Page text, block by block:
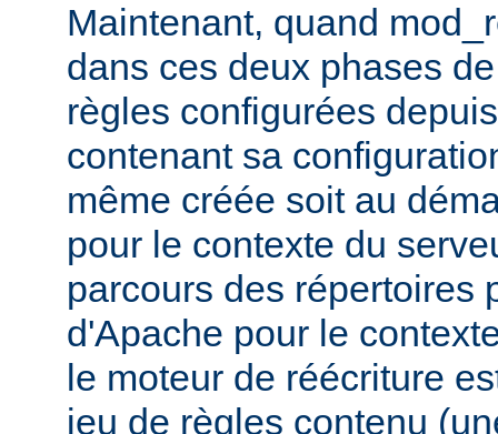
Maintenant, quand
dans ces deux phases
règles configurées
contenant sa
même créée soit au
pour le contexte du
parcours des répertoires
d'Apache pour le
le moteur de réécriture
jeu de règles contenu